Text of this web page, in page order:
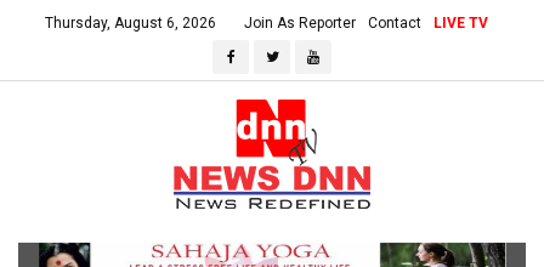
Thursday, August 6, 2026 Join As Reporter Contact LIVE TV